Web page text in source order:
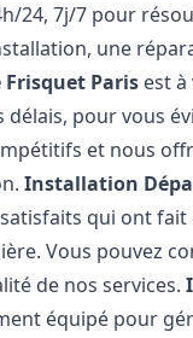
24, 7j/7 pour
une
Paris est
pour vous
et nous
Installation
qui ont
Vous pouvez
de nos services.
équipé pour